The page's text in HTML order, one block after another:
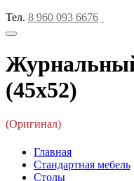
Тел. 8 960 093 6676
(45x52)
(Оригинал)
Главная
Стандартная мебель
Столы